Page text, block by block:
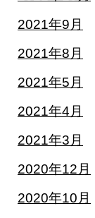
2021年9月
2021年8月
2021年5月
2021年4月
2021年3月
2020年12月
2020年10月